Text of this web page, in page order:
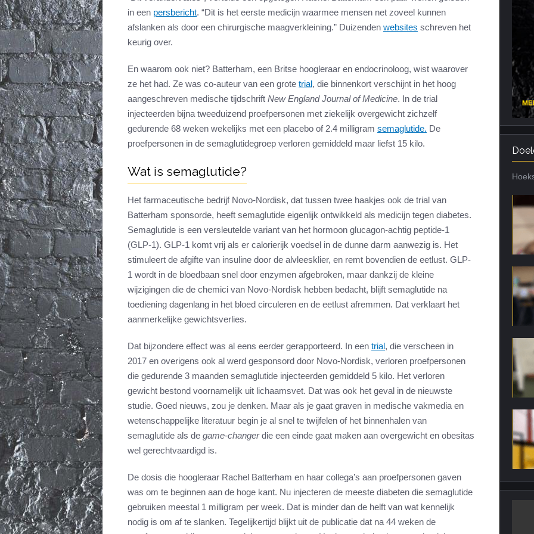
Cardiotraining
Trainingsfouten top 10
Veel gestelde vragen
Nutriënt Timing
in een persbericht. “Dit is het eerste medicijn waarmee mensen net zoveel kunnen
afslanken als door een chirurgische maagverkleining.” Duizenden websites schreven het
keurig over.
En waarom ook niet? Batterham, een Britse hoogleraar en endocrinoloog, wist waarover
ze het had. Ze was co-auteur van een grote trial, die binnenkort verschijnt in het hoog
aangeschreven medische tijdschrift New England Journal of Medicine. In de trial
injecteerden bijna tweeduizend proefpersonen met ziekelijk overgewicht zichzelf
gedurende 68 weken wekelijks met een placebo of 2.4 milligram semaglutide. De
proefpersonen in de semaglutidegroep verloren gemiddeld maar liefst 15 kilo.
Wat is semaglutide?
Het farmaceutische bedrijf Novo-Nordisk, dat tussen twee haakjes ook de trial van
Batterham sponsorde, heeft semaglutide eigenlijk ontwikkeld als medicijn tegen diabetes.
Semaglutide is een versleutelde variant van het hormoon glucagon-achtig peptide-1
(GLP-1). GLP-1 komt vrij als er calorierijk voedsel in de dunne darm aanwezig is. Het
stimuleert de afgifte van insuline door de alvleesklier, en remt bovendien de eetlust. GLP-
1 wordt in de bloedbaan snel door enzymen afgebroken, maar dankzij de kleine
wijzigingen die de chemici van Novo-Nordisk hebben bedacht, blijft semaglutide na
toediening dagenlang in het bloed circuleren en de eetlust afremmen. Dat verklaart het
aanmerkelijke gewichtsverlies.
Dat bijzondere effect was al eens eerder gerapporteerd. In een trial, die verscheen in
2017 en overigens ook al werd gesponsord door Novo-Nordisk, verloren proefpersonen
die gedurende 3 maanden semaglutide injecteerden gemiddeld 5 kilo. Het verloren
gewicht bestond voornamelijk uit lichaamsvet. Dat was ook het geval in de nieuwste
studie. Goed nieuws, zou je denken. Maar als je gaat graven in medische vakmedia en
wetenschappelijke literatuur begin je al snel te twijfelen of het binnenhalen van
semaglutide als de game-changerdie een einde gaat maken aan overgewicht en obesitas
wel gerechtvaardigd is.
De dosis die hoogleraar Rachel Batterham en haar collega’s aan proefpersonen gaven
was om te beginnen aan de hoge kant. Nu injecteren de meeste diabeten die semaglutide
gebruiken meestal 1 milligram per week. Dat is minder dan de helft van wat kennelijk
nodig is om af te slanken. Tegelijkertijd blijkt uit de publicatie dat na 44 weken de